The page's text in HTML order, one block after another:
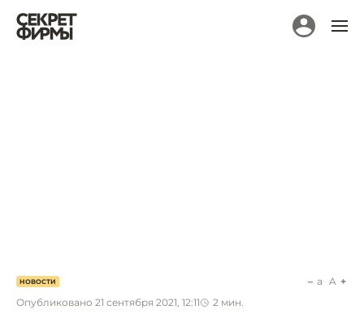
НОВОСТИ
Опубликовано 21 сентября 2021, 12:11 2 мин.
a A